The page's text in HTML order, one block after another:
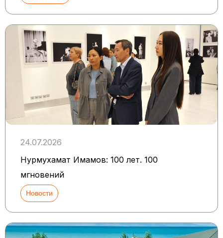
24.07.2026
Нурмухамат Имамов: 100 лет. 100
мгновений
Новости